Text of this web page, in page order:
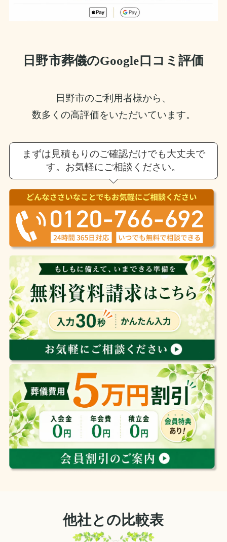
日野市葬儀のGoogle口コミ評価
日野市のご利用者様から、
数多くの高評価をいただいています。
まずは見積もりのご確認だけでも大丈夫で
す。お気軽にご相談ください。
他社との比較表